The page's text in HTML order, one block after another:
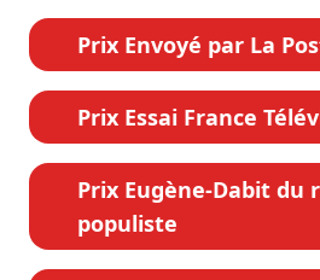
Prix Envoyé par La
Prix Essai France
Prix Eugène-Dabit du
populiste